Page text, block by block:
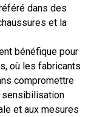
dans des
et la
bénéfique pour
où les fabricants
compromettre
sensibilisation
et aux mesures